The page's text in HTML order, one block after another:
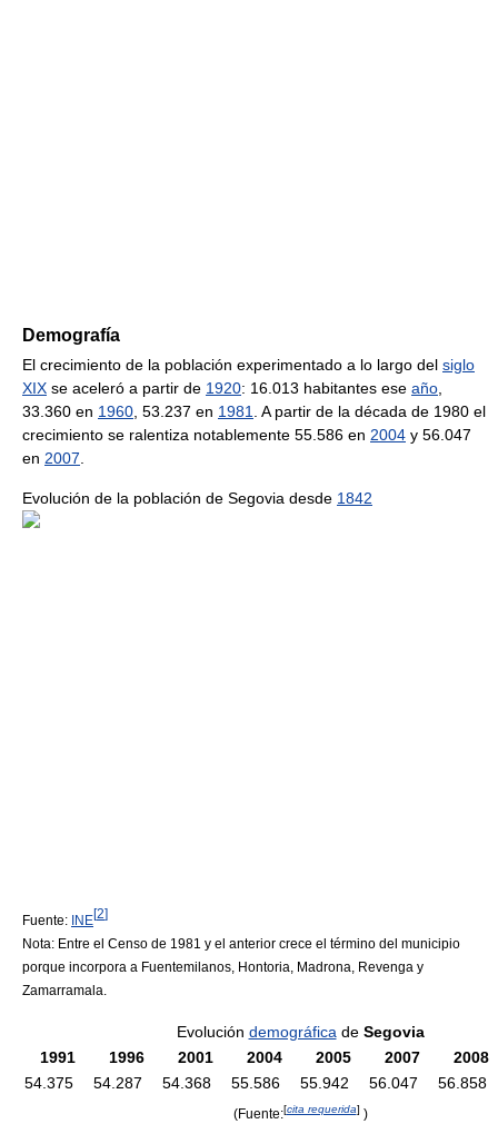
Demografía
El crecimiento de la población experimentado a lo largo del siglo
XIX se aceleró a partir de 1920: 16.013 habitantes ese año
33.360 en 1960 , 53.237 en 1981
. A partir de la década de 1980 el
crecimiento se ralentiza notablemente 55.586 en 2004 y 56.047
en 2007
Evolución de la población de Segovia desde 1842
Fuente: INE[2]
Nota: Entre el Censo de 1981 y el anterior crece el término del municipio
porque incorpora a Fuentemilanos, Hontoria, Madrona, Revenga y
Zamarramala.
Evolución demográfica de Segovia
1991
1996 2001 2004 2005 2007
2008
54.375
54.287 54.368 55.586 55.942 56.047 56.858
(Fuente:[cita requerida] )